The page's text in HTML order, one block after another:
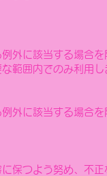
外に該当する場合
範囲内でのみ利用し
外に該当する場合
保つよう努め、不